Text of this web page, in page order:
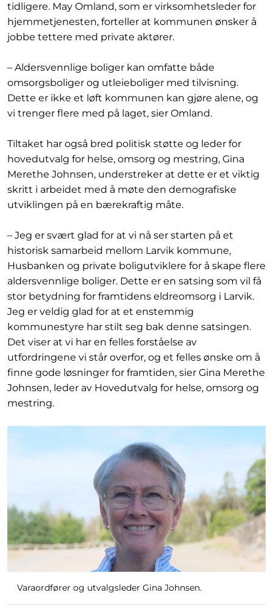
tidligere. May Omland, som er virksomhetsleder for
hjemmetjenesten, forteller at kommunen ønsker å
jobbe tettere med private aktører.
– Aldersvennlige boliger kan omfatte både
omsorgsboliger og utleieboliger med tilvisning.
Dette er ikke et løft kommunen kan gjøre alene, og
vi trenger flere med på laget, sier Omland.
Tiltaket har også bred politisk støtte og leder for
hovedutvalg for helse, omsorg og mestring, Gina
Merethe Johnsen, understreker at dette er et viktig
skritt i arbeidet med å møte den demografiske
utviklingen på en bærekraftig måte.
– Jeg er svært glad for at vi nå ser starten på et
historisk samarbeid mellom Larvik kommune,
Husbanken og private boligutviklere for å skape flere
aldersvennlige boliger. Dette er en satsing som vil få
stor betydning for framtidens eldreomsorg i Larvik.
Jeg er veldig glad for at et enstemmig
kommunestyre har stilt seg bak denne satsingen.
Det viser at vi har en felles forståelse av
utfordringene vi står overfor, og et felles ønske om å
finne gode løsninger for framtiden, sier Gina Merethe
Johnsen, leder av Hovedutvalg for helse, omsorg og
mestring.
Varaordfører og utvalgsleder Gina Johnsen.